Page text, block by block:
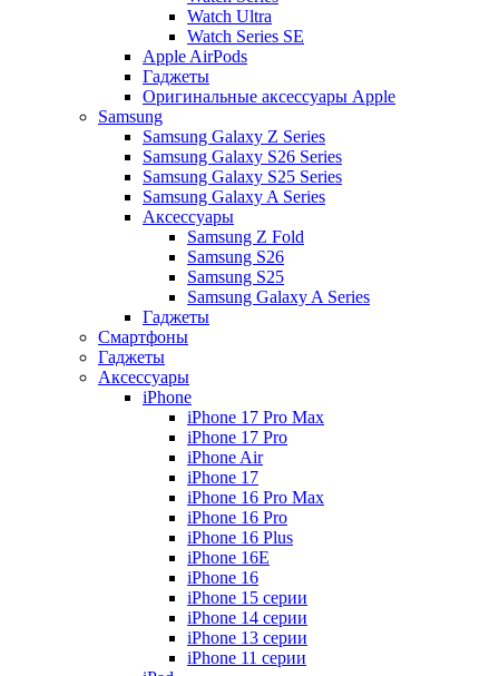
Watch Ultra
Watch Series SE
Apple AirPods
Гаджеты
Оригинальные аксессуары Apple
Samsung
Samsung Galaxy Z Series
Samsung Galaxy S26 Series
Samsung Galaxy S25 Series
Samsung Galaxy A Series
Аксессуары
Samsung Z Fold
Samsung S26
Samsung S25
Samsung Galaxy A Series
Гаджеты
Смартфоны
Гаджеты
Аксессуары
iPhone
iPhone 17 Pro Max
iPhone 17 Pro
iPhone Air
iPhone 17
iPhone 16 Pro Max
iPhone 16 Pro
iPhone 16 Plus
iPhone 16E
iPhone 16
iPhone 15 серии
iPhone 14 серии
iPhone 13 серии
iPhone 11 серии